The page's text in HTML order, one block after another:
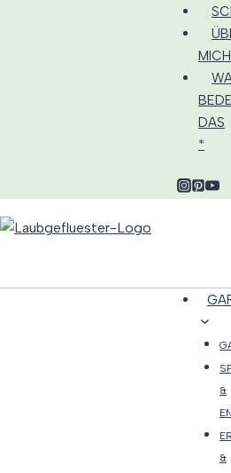
MICH
DAS
*
&
&